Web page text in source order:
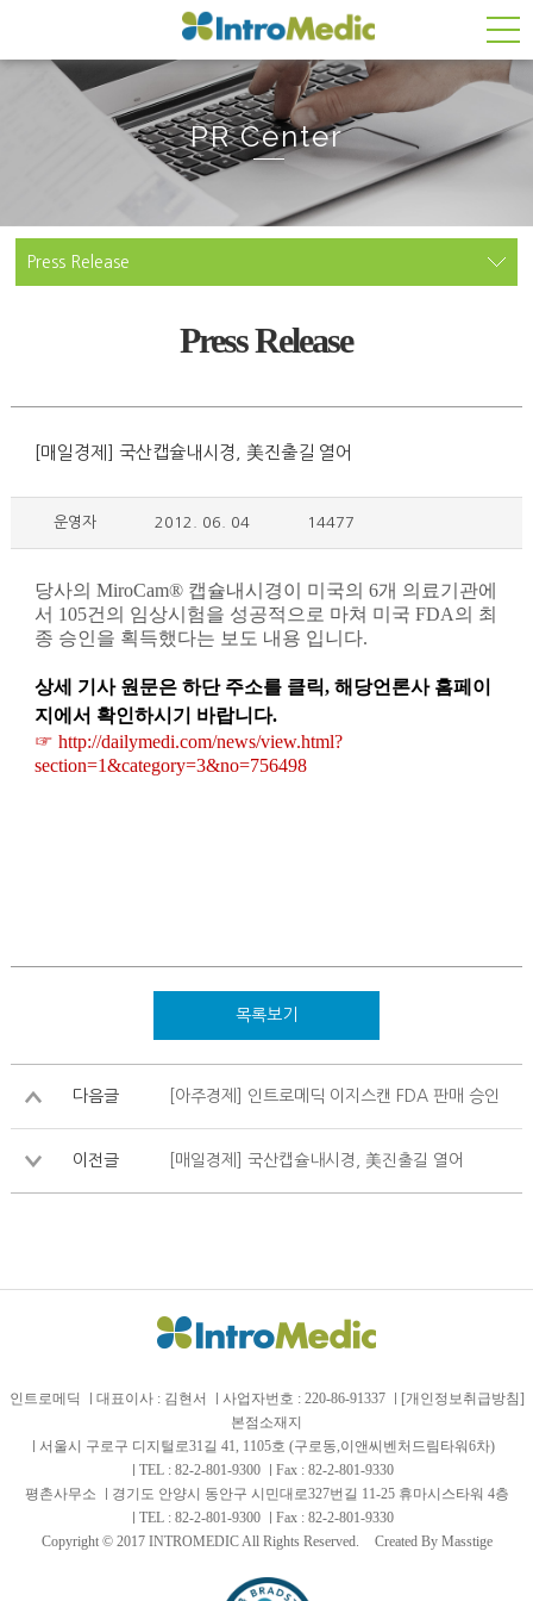
PR Center
Press Release
Press Release
[매일경제] 국산캡슐내시경, 美진출길 열어
운영자 2012. 06. 04 14477
당사의 MiroCam® 캡슐내시경이 미국의 6개 의료기관에
서 105건의 임상시험을 성공적으로 마쳐 미국 FDA의 최
종 승인을 획득했다는 보도 내용 입니다.
상세 기사 원문은 하단 주소를 클릭, 해당언론사 홈페이
지에서 확인하시기 바랍니다.
☞ http://dailymedi.com/news/view.html?
section=1&category=3&no=756498
목록보기
다음글 [아주경제] 인트로메딕 이지스캔 FDA 판매 승인
이전글 [매일경제] 국산캡슐내시경, 美진출길 열어
인트로메딕 대표이사 : 김현서 사업자번호 : 220-86-91337
[개인정보취급방침]
본점소재지
서울시 구로구 디지털로31길 41, 1105호 (구로동,이앤씨벤처드림타워6차)
TEL : 82-2-801-9300
Fax : 82-2-801-9330
평촌사무소
경기도 안양시 동안구 시민대로327번길 11-25 휴마시스타워 4층
TEL : 82-2-801-9300
Fax : 82-2-801-9330
Copyright © 2017 INTROMEDIC All Rights Reserved.
Created By Masstige